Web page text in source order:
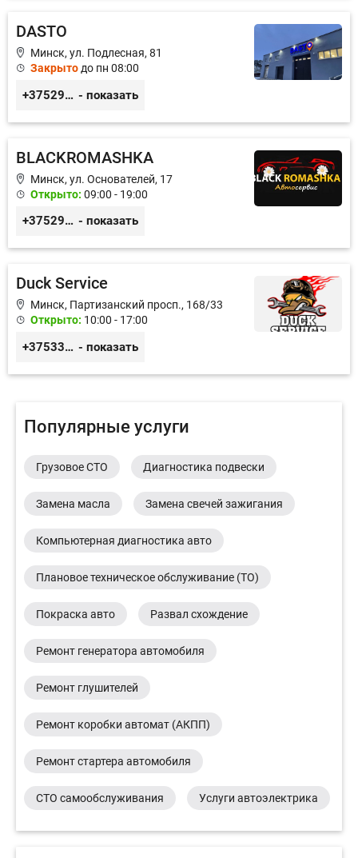
DASTO
Минск, ул. Подлесная, 81
Закрытодо пн 08:00
+375296606560 - показать
BLACKROMASHKA
Минск, ул. Основателей, 17
Открыто: 09:00 - 19:00
+375296651188 - показать
Duck Service
Минск, Партизанский просп., 168/33
Открыто: 10:00 - 17:00
+375333416710 - показать
Популярные услуги
Грузовое СТО Диагностика подвески
Замена масла Замена свечей зажигания
Компьютерная диагностика авто
Плановое техническое обслуживание (ТО)
Покраска авто Развал схождение
Ремонт генератора автомобиля
Ремонт глушителей
Ремонт коробки автомат (АКПП)
Ремонт стартера автомобиля
СТО самообслуживания Услуги автоэлектрика